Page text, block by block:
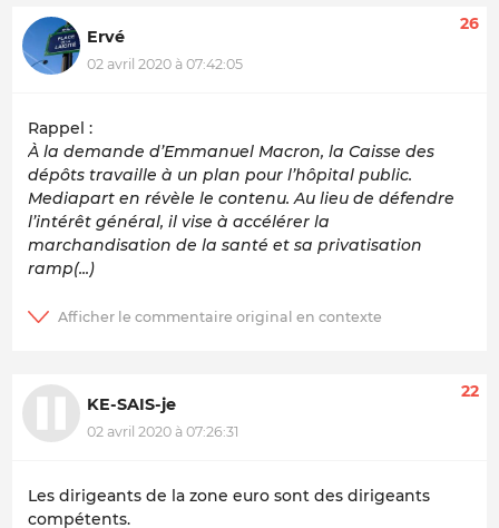
Ervé
02 avril 2020 à 07:42:05
26
Rappel :
À la demande d’Emmanuel Macron, la Caisse des
dépôts travaille à un plan pour l’hôpital public.
Mediapart en révèle le contenu. Au lieu de défendre
l’intérêt général, il vise à accélérer la
marchandisation de la santé et sa privatisation
ramp(...)
KE-SAIS-je
02 avril 2020 à 07:26:31
22
Les dirigeants de la zone euro sont des dirigeants
compétents.